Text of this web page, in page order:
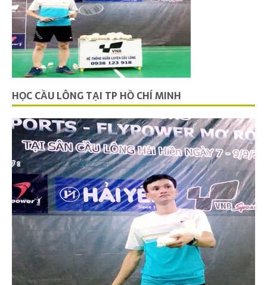
HỌC CẦU LÔNG TẠI TP HỒ CHÍ MINH